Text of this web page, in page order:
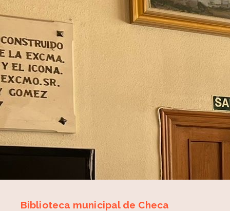
Biblioteca municipal de Checa